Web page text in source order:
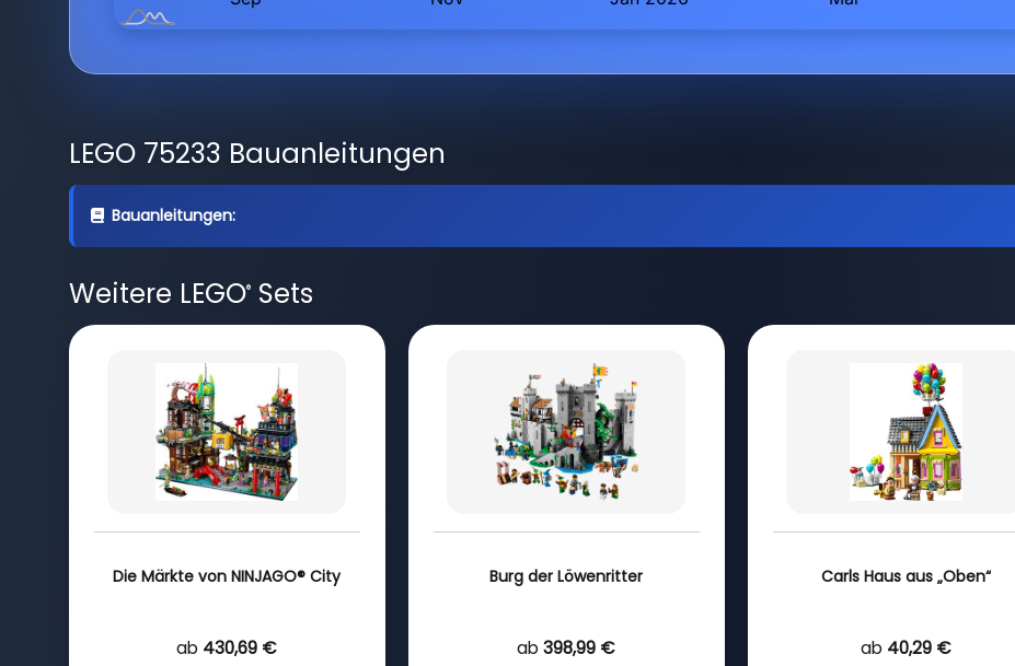
LEGO 75233 Bauanleitungen
Bauanleitungen:
Weitere LEGO®Sets
Die Märkte von NINJAGO® City
ab 430,69 €
Burg der Löwenritter
ab 398,99 €
Carls Haus aus „Oben“
ab 40,29 €